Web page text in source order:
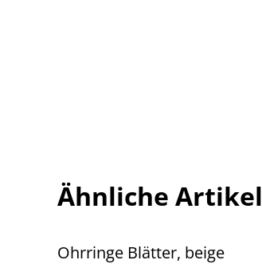
Ähnliche Artikel
Ohrringe Blätter, beige